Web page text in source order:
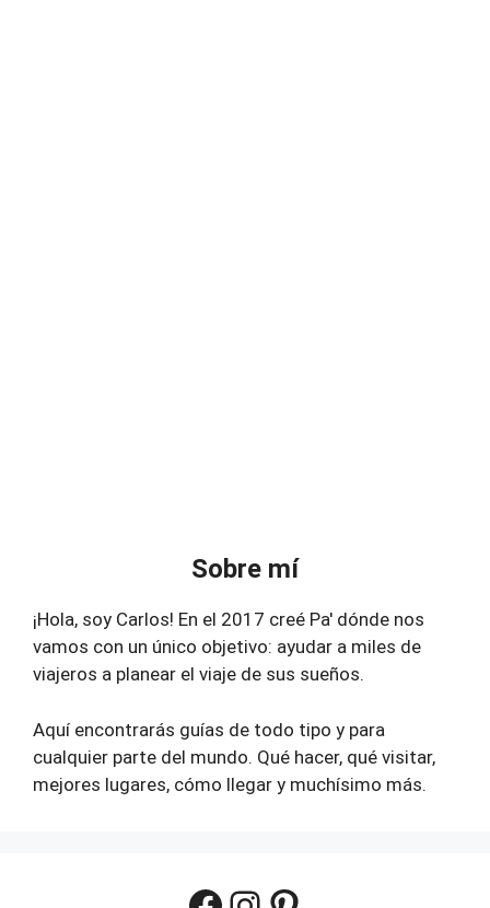
Sobre mí
¡Hola, soy Carlos! En el 2017 creé Pa' dónde nos
vamos con un único objetivo: ayudar a miles de
viajeros a planear el viaje de sus sueños.
Aquí encontrarás guías de todo tipo y para
cualquier parte del mundo. Qué hacer, qué visitar,
mejores lugares, cómo llegar y muchísimo más.